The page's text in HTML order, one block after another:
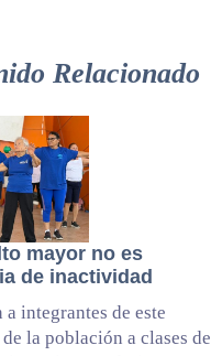
Relacionado
mayor no es
de inactividad
a integrantes de este
la población a clases de